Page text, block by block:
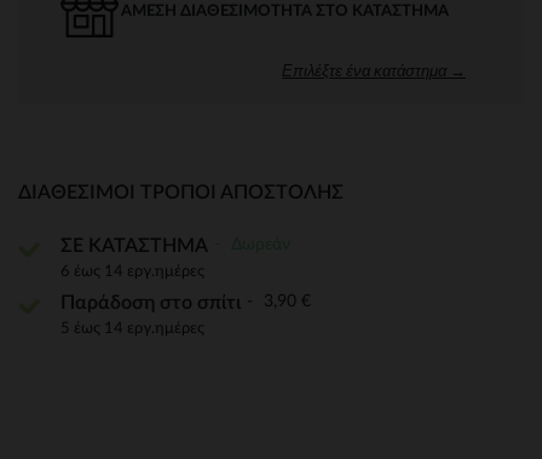
ΆΜΕΣΗ ΔΙΑΘΕΣΙΜΌΤΗΤΑ ΣΤΟ ΚΑΤΆΣΤΗΜΑ
Επιλέξτε ένα κατάστημα →
ΔΙΑΘΈΣΙΜΟΙ ΤΡΌΠΟΙ ΑΠΟΣΤΟΛΉΣ
ΣΕ ΚΑΤΑΣΤΗΜΑ
6 έως 14 εργ.ημέρες
Παράδοση στο σπίτι 3,90 €
5 έως 14 εργ.ημέρες